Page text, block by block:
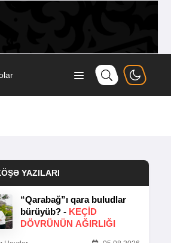
YAZILARI
“Qarabağ”ı qara buludlar
bürüyüb? - KEÇID
DÖVRÜNÜN AĞIRLIĞI